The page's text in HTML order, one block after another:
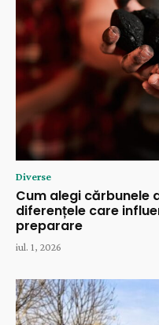
Diverse
Cum alegi cărbunele
diferențele care
preparare
iul. 1, 2026